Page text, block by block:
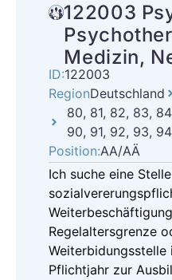
122003
Medizin,
ID:122003
RegionDeutschland
80, 81, 82, 83,
90, 91, 92, 93,
Position:AA/AÄ
Ich suche eine
Regelaltersgrenze
Weiterbidungsstelle
Pflichtjahr zur